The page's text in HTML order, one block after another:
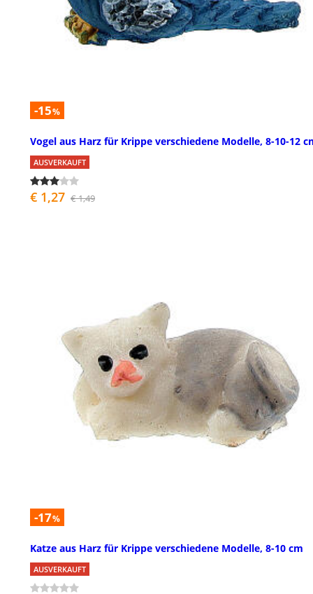
-15%
Vogel aus Harz für Krippe verschiedene Modelle, 8-10-12
AUSVERKAUFT
€ 1,27 € 1,49
-17%
Katze aus Harz für Krippe verschiedene Modelle, 8-10 cm
AUSVERKAUFT